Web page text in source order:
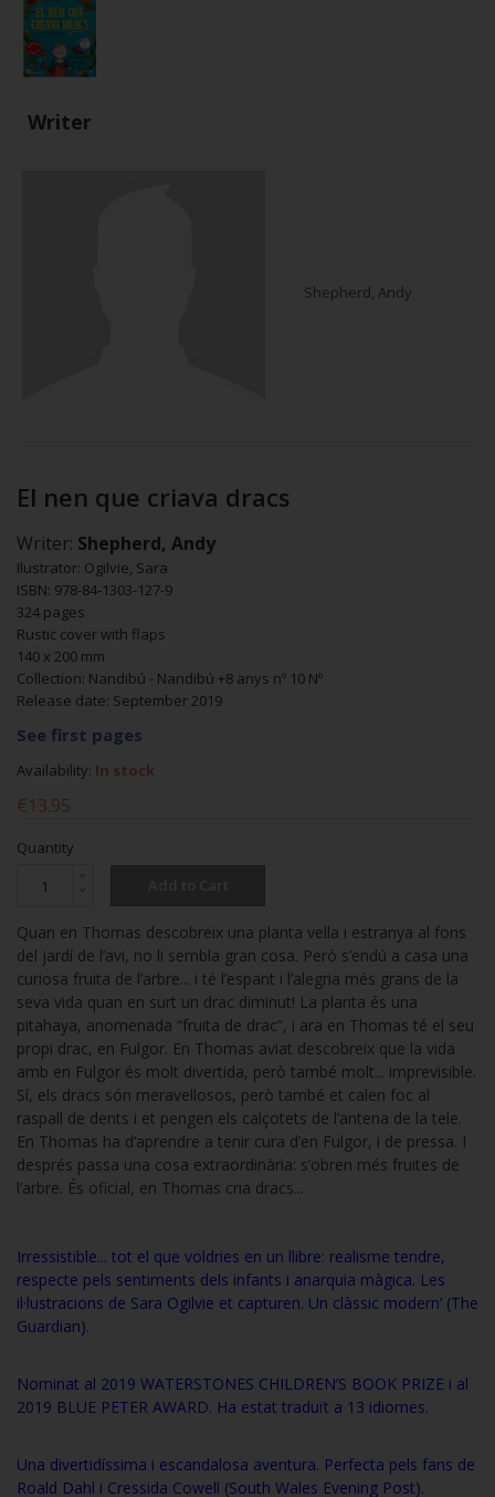
Writer
Shepherd, Andy
El nen que criava dracs
Writer: Shepherd, Andy
Ilustrator: Ogilvie, Sara
ISBN: 978-84-1303-127-9
324 pages
Rustic cover with flaps
140 x 200 mm
Collection: Nandibú - Nandibú +8 anys nº 10 Nº
Release date: September 2019
See first pages
Availability: In stock
€13.95
Quantity
Quan en Thomas descobreix una planta vella i estranya al fons
del jardí de l’avi, no li sembla gran cosa. Però s’endú a casa una
curiosa fruita de l’arbre... i té l’espant i l’alegria més grans de la
seva vida quan en surt un drac diminut! La planta és una
pitahaya, anomenada “fruita de drac”, i ara en Thomas té el seu
propi drac, en Fulgor. En Thomas aviat descobreix que la vida
amb en Fulgor és molt divertida, però també molt... imprevisible.
Sí, els dracs són meravellosos, però també et calen foc al
raspall de dents i et pengen els calçotets de l’antena de la tele.
En Thomas ha d’aprendre a tenir cura d’en Fulgor, i de pressa. I
després passa una cosa extraordinària: s’obren més fruites de
l’arbre. És oficial, en Thomas cria dracs...
Irressistible... tot el que voldries en un llibre: realisme tendre,
respecte pels sentiments dels infants i anarquia màgica. Les
il·lustracions de Sara Ogilvie et capturen. Un clàssic modern’ (The
Guardian).
Nominat al 2019 WATERSTONES CHILDREN’S BOOK PRIZE i al
2019 BLUE PETER AWARD. Ha estat traduït a 13 idiomes.
Una divertidíssima i escandalosa aventura. Perfecta pels fans de
Roald Dahl i Cressida Cowell (South Wales Evening Post).